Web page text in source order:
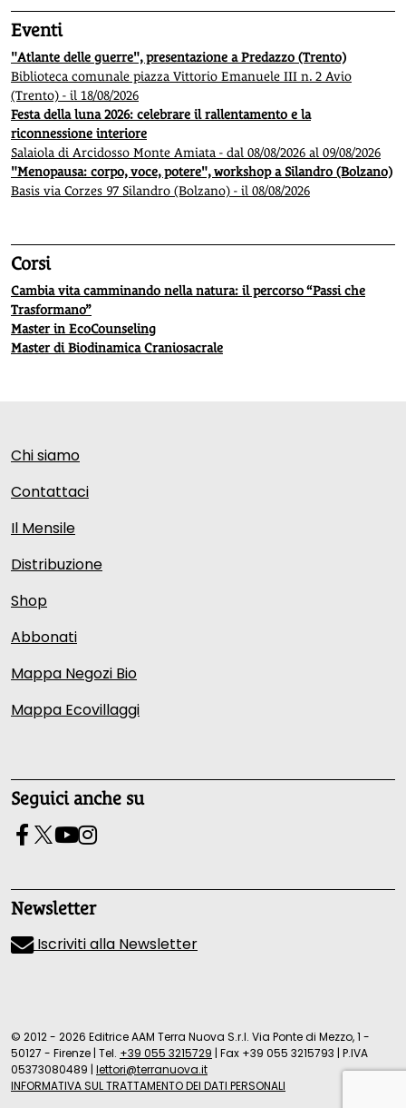
Eventi
"Atlante delle guerre", presentazione a Predazzo (Trento)
Biblioteca comunale piazza Vittorio Emanuele III n. 2 Avio
(Trento) - il 18/08/2026
Festa della luna 2026: celebrare il rallentamento e la
riconnessione interiore
Salaiola di Arcidosso Monte Amiata - dal 08/08/2026 al 09/08/2026
"Menopausa: corpo, voce, potere", workshop a Silandro (Bolzano)
Basis via Corzes 97 Silandro (Bolzano) - il 08/08/2026
Corsi
Cambia vita camminando nella natura: il percorso “Passi che
Trasformano”
Master in EcoCounseling
Master di Biodinamica Craniosacrale
Chi siamo
Contattaci
Il Mensile
Distribuzione
Shop
Abbonati
Mappa Negozi Bio
Mappa Ecovillaggi
Seguici anche su
Newsletter
Iscriviti alla Newsletter
© 2012 - 2026 Editrice AAM Terra Nuova S.r.l. Via Ponte di Mezzo, 1 -
50127 - Firenze | Tel. +39 055 3215729 | Fax +39 055 3215793 | P.IVA
05373080489 | lettori@terranuova.it
INFORMATIVA SUL TRATTAMENTO DEI DATI PERSONALI